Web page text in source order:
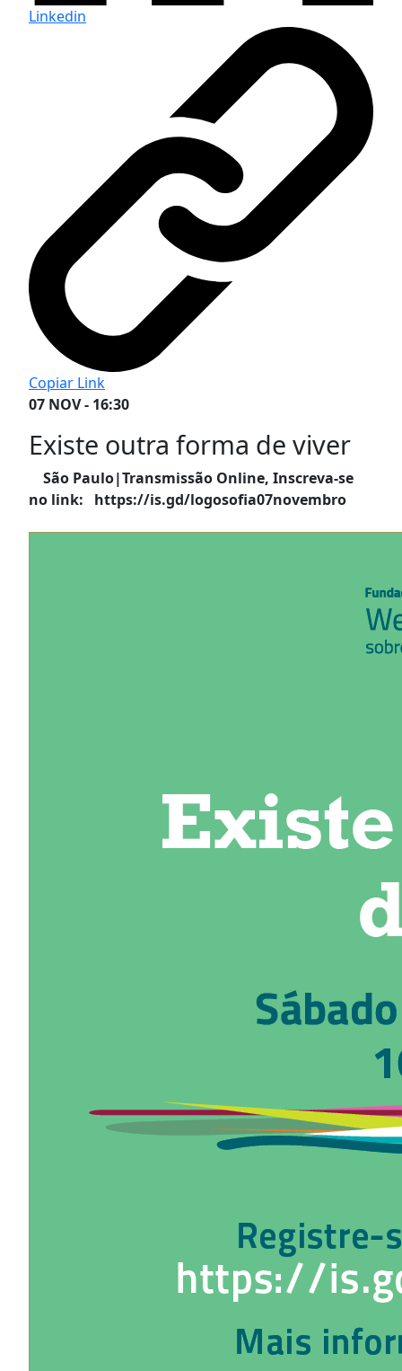
Linkedin
Copiar Link
07 NOV - 16:30
Existe outra forma de viver
São Paulo|Transmissão Online, Inscreva-se
no link: https://is.gd/logosofia07novembro